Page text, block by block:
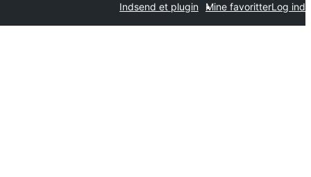
Indsend et plugin Mine favoritterLog ind